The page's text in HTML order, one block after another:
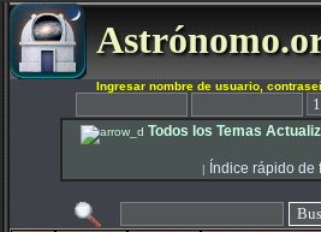
Ingresar nombre de usuario,
Todos los Temas
| Índice rápido de